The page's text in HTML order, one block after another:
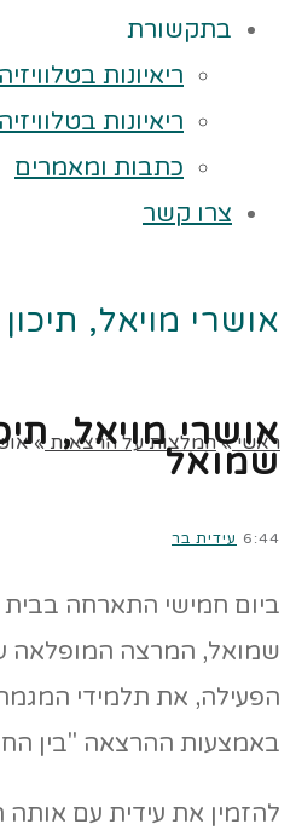
בתקשורת
ריאיונות בטלוויזיה
ריאיונות
כתבות ומאמרים
צרו קשר
אושרי מויאל,
ראשי » המלצות על הרצאות » אושרי מויאל,
שמואל
6:44 עידית בר
ביום חמישי התארחה בבית
שמואל, המרצה המופלאה
הפעילה, את תלמידי
באמצעות ההרצאה "בין
להזמין את עידית עם